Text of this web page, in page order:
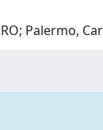
Palermo,